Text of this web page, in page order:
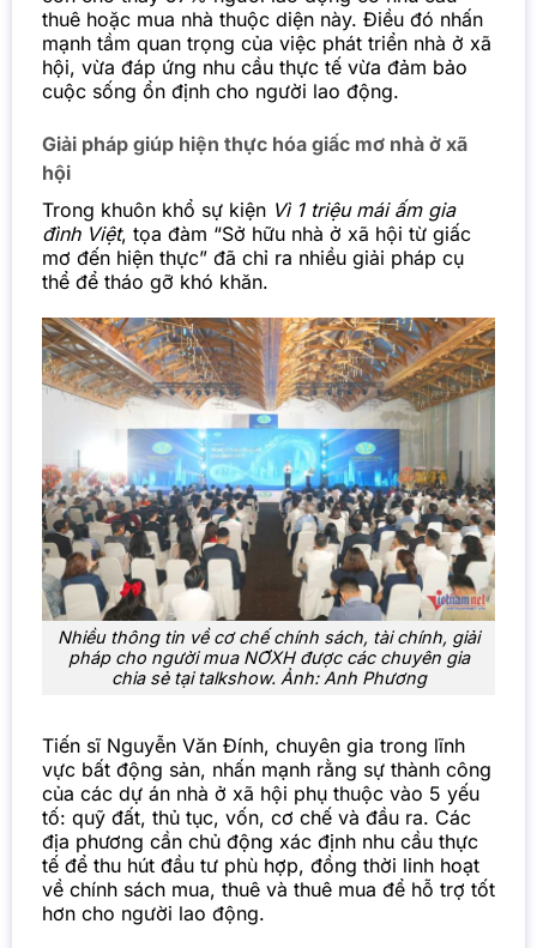
thuê hoặc mua nhà thuộc diện này. Điều đó nhấn
mạnh tầm quan trọng của việc phát triển nhà ở xã
hội, vừa đáp ứng nhu cầu thực tế vừa đảm bảo
cuộc sống ổn định cho người lao động.
Giải pháp giúp hiện thực hóa giấc mơ nhà ở xã
hội
Trong khuôn khổ sự kiện Vì 1 triệu mái ấm gia
đình Việt, tọa đàm “Sở hữu nhà ở xã hội từ giấc
mơ đến hiện thực” đã chỉ ra nhiều giải pháp cụ
thể để tháo gỡ khó khăn.
Nhiều thông tin về cơ chế chính sách, tài chính, giải
pháp cho người mua NƠXH được các chuyên gia
chia sẻ tại talkshow. Ảnh: Anh Phương
Tiến sĩ Nguyễn Văn Đính, chuyên gia trong lĩnh
vực bất động sản, nhấn mạnh rằng sự thành công
của các dự án nhà ở xã hội phụ thuộc vào 5 yếu
tố: quỹ đất, thủ tục, vốn, cơ chế và đầu ra. Các
địa phương cần chủ động xác định nhu cầu thực
tế để thu hút đầu tư phù hợp, đồng thời linh hoạt
về chính sách mua, thuê và thuê mua để hỗ trợ tốt
hơn cho người lao động.